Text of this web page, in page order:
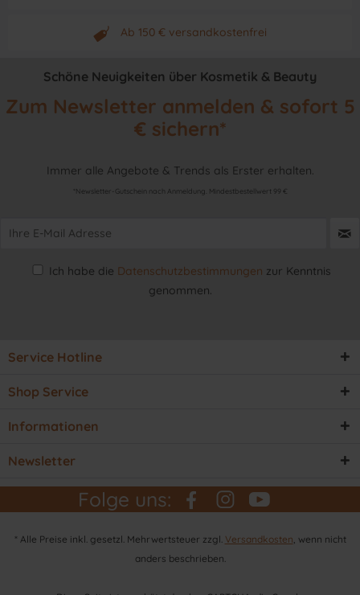
Neuwertiges & aktuelles Produkt
Ab 150 € versandkostenfrei
Originalprodukt vom Hersteller
Schöne Neuigkeiten über Kosmetik & Beauty
Zum Newsletter anmelden & sofort 5
€ sichern*
Immer alle Angebote & Trends als Erster erhalten.
*Newsletter-Gutschein nach Anmeldung. Mindestbestellwert 99 €
Ich habe die Datenschutzbestimmungen zur Kenntnis
genommen.
Service Hotline
Shop Service
Informationen
Newsletter
Folge uns:
* Alle Preise inkl. gesetzl. Mehrwertsteuer zzgl. Versandkosten , wenn nicht
anders beschrieben.